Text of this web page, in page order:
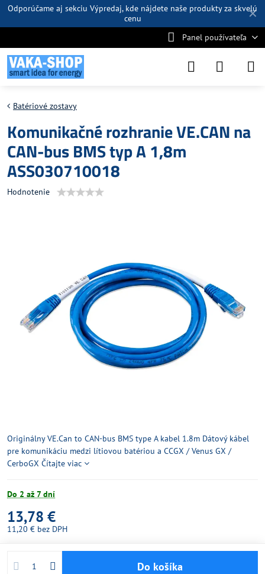
✕
Odporúčame aj sekciu Výpredaj, kde nájdete naše produkty za skvelú
cenu
Panel používateľa
Batériové zostavy
Komunikačné rozhranie VE.CAN na
CAN-bus BMS typ A 1,8m
ASS030710018
Hodnotenie
Originálny VE.Can to CAN-bus BMS type A kabel 1.8m Dátový kábel
pre komunikáciu medzi lítiovou batériou a CCGX / Venus GX /
CerboGX Čítajte viac
Do 2 až 7 dní
13,78 €
11,20 € bez DPH
Do košíka